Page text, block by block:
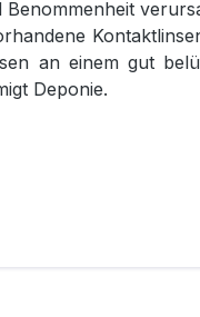
an einem gut
Deponie.